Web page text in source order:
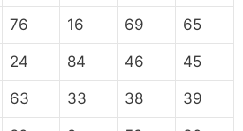
76 16 69 65
24 84 46 45
63 33 38 39